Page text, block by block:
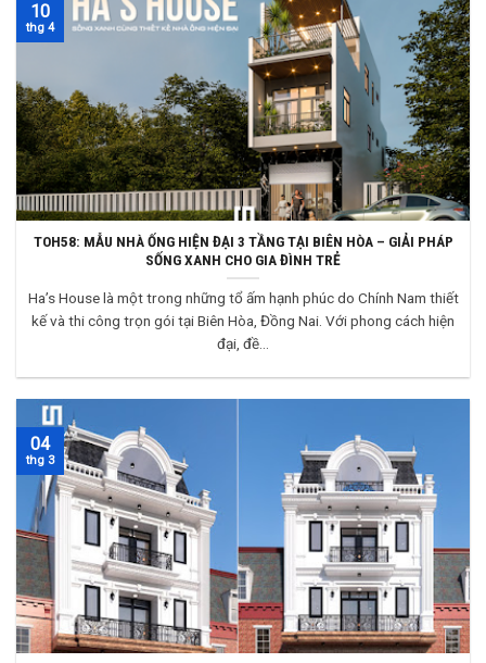
TOH58: MẪU NHÀ ỐNG HIỆN ĐẠI 3 TẦNG TẠI BIÊN HÒA – GIẢI PHÁP
SỐNG XANH CHO GIA ĐÌNH TRẺ
Ha’s House là một trong những tổ ấm hạnh phúc do Chính Nam thiết
kế và thi công trọn gói tại Biên Hòa, Đồng Nai. Với phong cách hiện
đại, đề...
10
thg 4
04
thg 3